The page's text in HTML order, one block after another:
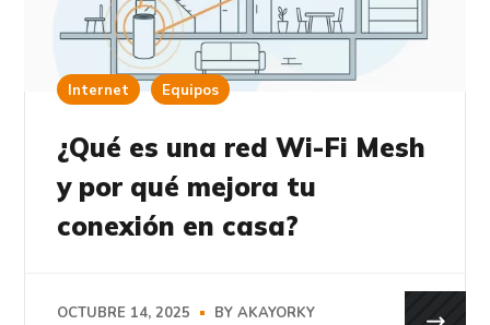
Internet Equipos
¿Qué es una red Wi-Fi Mesh
y por qué mejora tu
conexión en casa?
OCTUBRE 14, 2025 BYAKAYORKY